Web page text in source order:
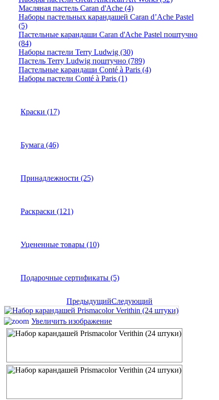
Масляная пастель Caran d'Ache (4)
Наборы пастельных карандашей Caran d’Ache Pastel
(5)
Пастельные карандаши Caran d'Ache Pastel поштучно
(84)
Наборы пастели Terry Ludwig (30)
Пастель Terry Ludwig поштучно (789)
Пастельные карандаши Conté à Paris (4)
Наборы пастели Conté à Paris (1)
Краски (17)
Бумага (46)
Принадлежности (25)
Раскраски (121)
Уцененные товары (10)
Подарочные сертификаты (5)
ПредыдущийСледующий
Увеличить изображение